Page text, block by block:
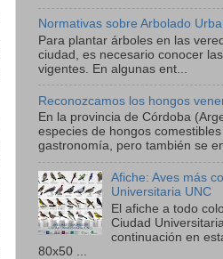
Normativas sobre Arbolado
Para plantar árboles en las
ciudad, es necesario conocer
vigentes. En algunas ent...
Reconozcamos los hongos
En la provincia de Córdoba
especies de hongos
gastronomía, pero también se
Afiche: Aves más
Universitaria UNC
El afiche a todo
Ciudad
continuación en
80x50 ...